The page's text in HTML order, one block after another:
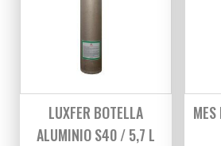
LUXFER BOTELLA
ALUMINIO S40 / 5,7 L